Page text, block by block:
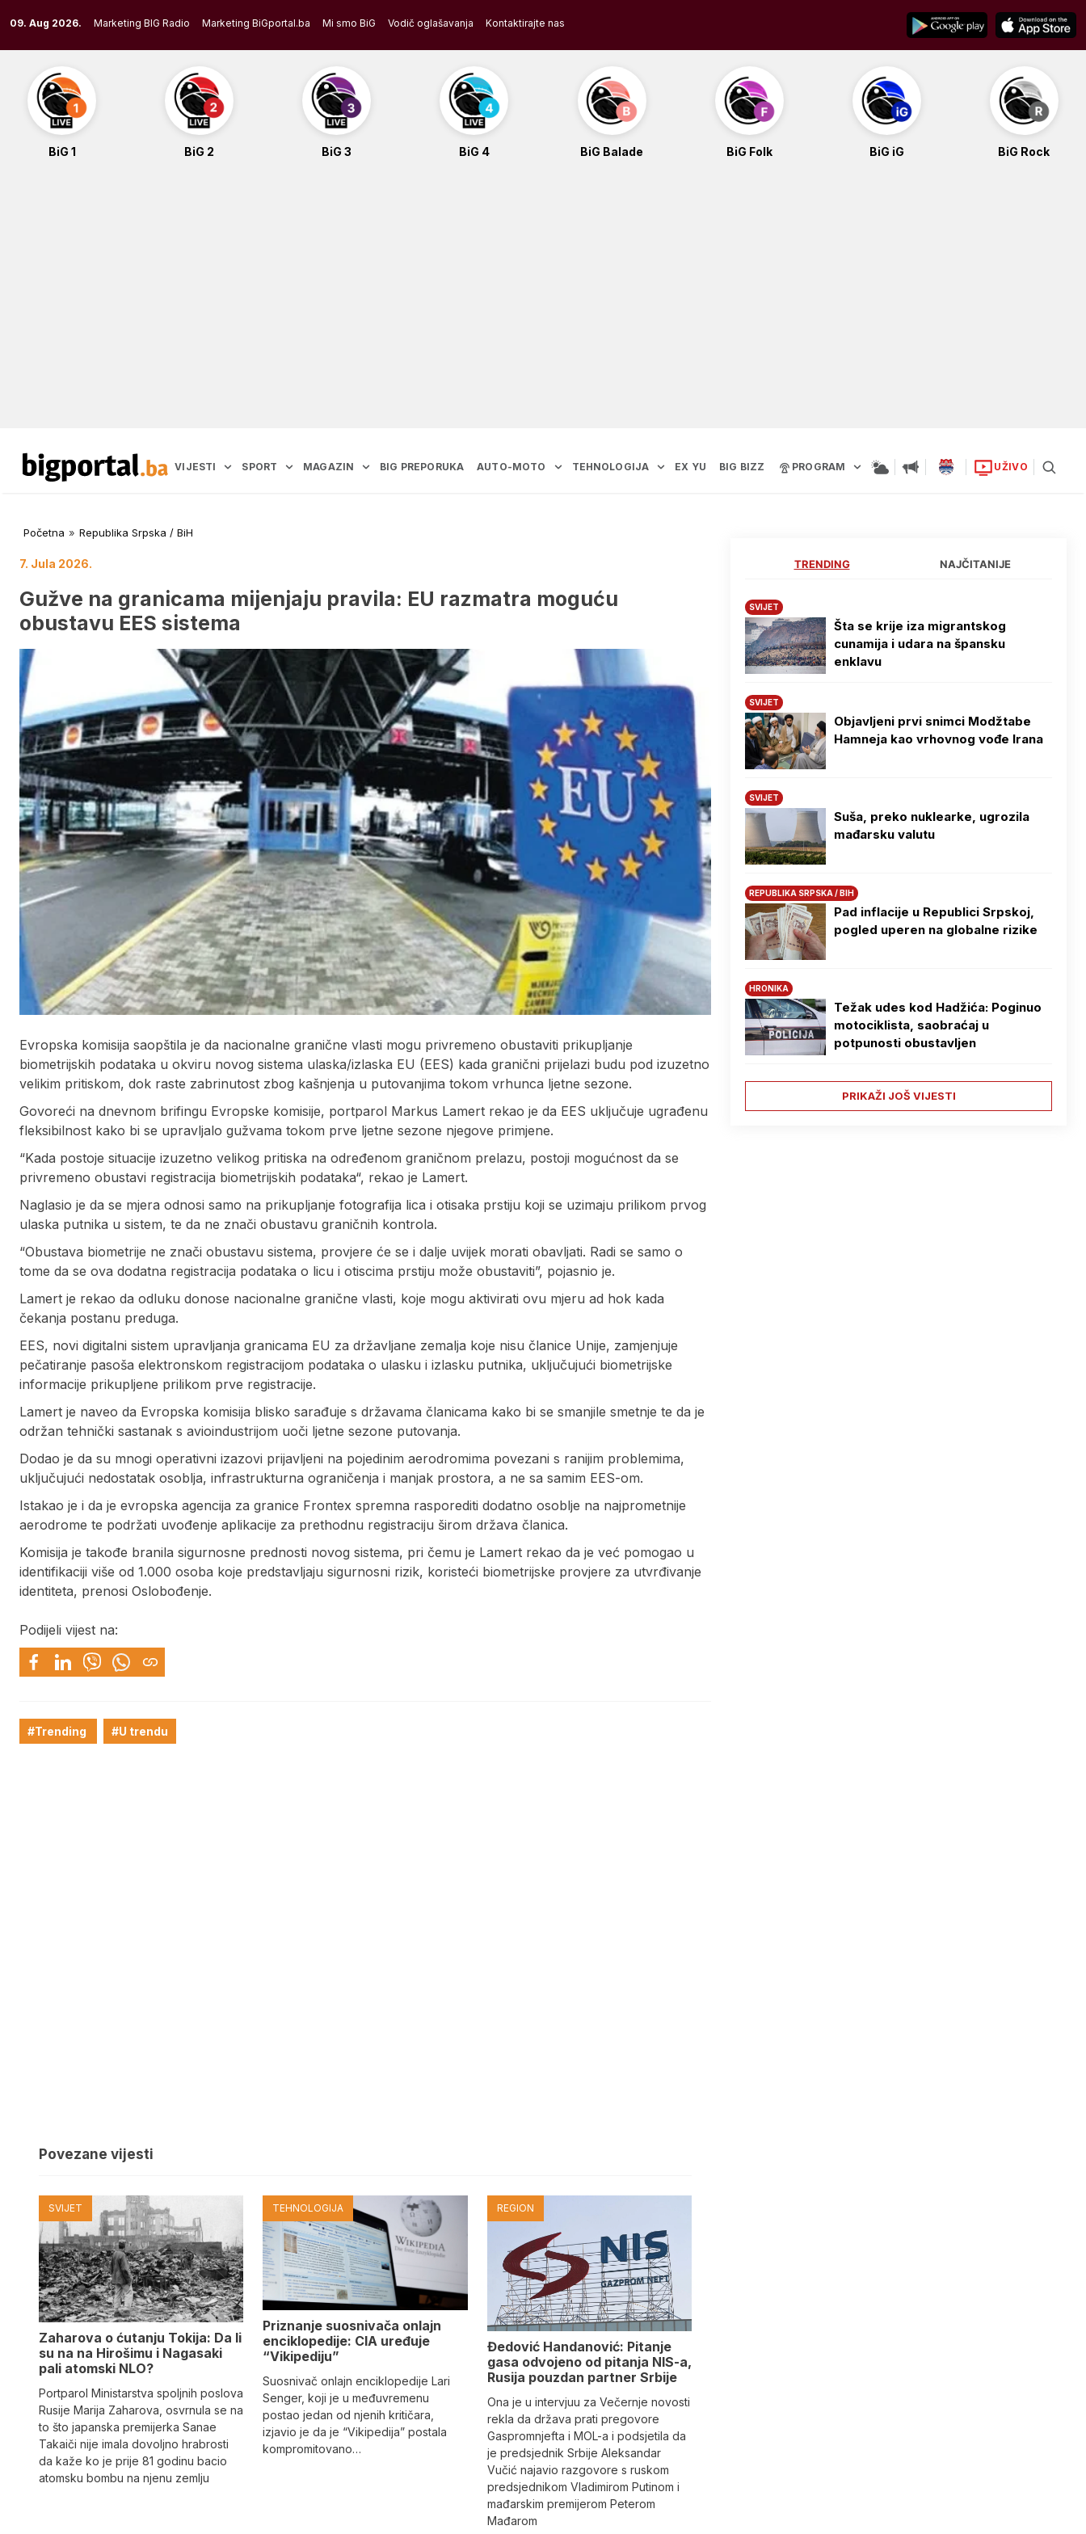
to
content
09. Aug 2026. Marketing BIG Radio Marketing BiGportal.ba Mi smo BiG Vodič oglašavanja Kontaktirajte nas
BiG 1 BiG 2 BiG 3 BiG 4 BiG Balade BiG Folk BiG iG BiG Rock
VIJESTI SPORT MAGAZIN BIG PREPORUKA AUTO-MOTO TEHNOLOGIJA EX YU BIG BIZZ PROGRAM UŽIVO
Početna » Republika Srpska / BiH
7. Jula 2026.
Gužve na granicama mijenjaju pravila: EU razmatra moguću
obustavu EES sistema
Evropska komisija saopštila je da nacionalne granične vlasti mogu privremeno obustaviti prikupljanje
biometrijskih podataka u okviru novog sistema ulaska/izlaska EU (EES) kada granični prijelazi budu pod izuzetno
velikim pritiskom, dok raste zabrinutost zbog kašnjenja u putovanjima tokom vrhunca ljetne sezone.
Govoreći na dnevnom brifingu Evropske komisije, portparol Markus Lamert rekao je da EES uključuje ugrađenu
fleksibilnost kako bi se upravljalo gužvama tokom prve ljetne sezone njegove primjene.
“Kada postoje situacije izuzetno velikog pritiska na određenom graničnom prelazu, postoji mogućnost da se
privremeno obustavi registracija biometrijskih podataka“, rekao je Lamert.
Naglasio je da se mjera odnosi samo na prikupljanje fotografija lica i otisaka prstiju koji se uzimaju prilikom prvog
ulaska putnika u sistem, te da ne znači obustavu graničnih kontrola.
“Obustava biometrije ne znači obustavu sistema, provjere će se i dalje uvijek morati obavljati. Radi se samo o
tome da se ova dodatna registracija podataka o licu i otiscima prstiju može obustaviti”, pojasnio je.
Lamert je rekao da odluku donose nacionalne granične vlasti, koje mogu aktivirati ovu mjeru ad hok kada
čekanja postanu preduga.
EES, novi digitalni sistem upravljanja granicama EU za državljane zemalja koje nisu članice Unije, zamjenjuje
pečatiranje pasoša elektronskom registracijom podataka o ulasku i izlasku putnika, uključujući biometrijske
informacije prikupljene prilikom prve registracije.
Lamert je naveo da Evropska komisija blisko sarađuje s državama članicama kako bi se smanjile smetnje te da je
održan tehnički sastanak s avioindustrijom uoči ljetne sezone putovanja.
Dodao je da su mnogi operativni izazovi prijavljeni na pojedinim aerodromima povezani s ranijim problemima,
uključujući nedostatak osoblja, infrastrukturna ograničenja i manjak prostora, a ne sa samim EES-om.
Istakao je i da je evropska agencija za granice Frontex spremna rasporediti dodatno osoblje na najprometnije
aerodrome te podržati uvođenje aplikacije za prethodnu registraciju širom država članica.
Komisija je takođe branila sigurnosne prednosti novog sistema, pri čemu je Lamert rekao da je već pomogao u
identifikaciji više od 1.000 osoba koje predstavljaju sigurnosni rizik, koristeći biometrijske provjere za utvrđivanje
identiteta, prenosi Oslobođenje.
Podijeli vijest na:
#Trending #U trendu
Povezane vijesti
SVIJET
Zaharova o ćutanju Tokija: Da li
su na na Hirošimu i Nagasaki
pali atomski NLO?
Portparol Ministarstva spoljnih poslova
Rusije Marija Zaharova, osvrnula se na
to što japanska premijerka Sanae
Takaiči nije imala dovoljno hrabrosti
da kaže ko je prije 81 godinu bacio
atomsku bombu na njenu zemlju
TEHNOLOGIJA
Priznanje suosnivača onlajn
enciklopedije: CIA uređuje
“Vikipediju”
Suosnivač onlajn enciklopedije Lari
Senger, koji je u međuvremenu
postao jedan od njenih kritičara,
izjavio je da je “Vikipedija” postala
kompromitovano…
REGION
Đedović Handanović: Pitanje
gasa odvojeno od pitanja NIS-a,
Rusija pouzdan partner Srbije
Ona je u intervjuu za Večernje novosti
rekla da država prati pregovore
Gaspromnjefta i MOL-a i podsjetila da
je predsjednik Srbije Aleksandar
Vučić najavio razgovore s ruskom
predsjednikom Vladimirom Putinom i
mađarskim premijerom Peterom
Mađarom
TRENDING NAJČITANIJE
SVIJET
Šta se krije iza migrantskog
cunamija i udara na špansku
enklavu
SVIJET
Objavljeni prvi snimci Modžtabe
Hamneja kao vrhovnog vođe Irana
SVIJET
Suša, preko nuklearke, ugrozila
mađarsku valutu
REPUBLIKA SRPSKA / BIH
Pad inflacije u Republici Srpskoj,
pogled uperen na globalne rizike
HRONIKA
Težak udes kod Hadžića: Poginuo
motociklista, saobraćaj u
potpunosti obustavljen
PRIKAŽI JOŠ VIJESTI